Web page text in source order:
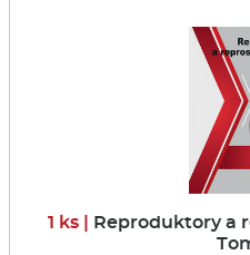
1 ks | Reproduktory a